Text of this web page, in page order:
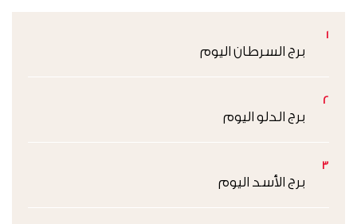
1
برج السرطان اليوم
2
برج الدلو اليوم
3
برج الأسد اليوم